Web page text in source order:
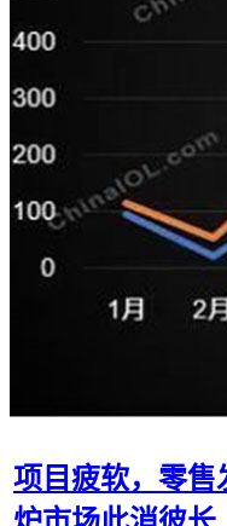
项目疲软，零售